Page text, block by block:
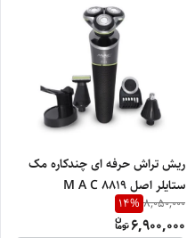
ریش تراش حرفه ای چندکاره مک
ستایلر اصل M A C 8819
8,050,000
14%
6,900,000